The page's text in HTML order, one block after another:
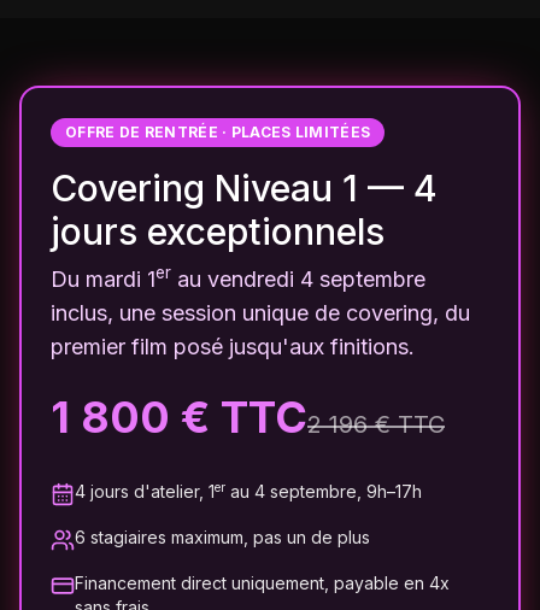
OFFRE DE RENTRÉE · PLACES LIMITÉES
Covering Niveau 1 — 4
jours exceptionnels
Du mardi 1er au vendredi 4 septembre
inclus, une session unique de covering, du
premier film posé jusqu'aux finitions.
1 800 € TTC2 196 € TTC
4 jours d'atelier, 1er au 4 septembre, 9h–17h
6 stagiaires maximum, pas un de plus
Financement direct uniquement, payable en 4x